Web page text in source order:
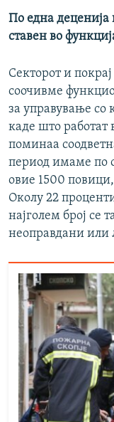
По една деценија
ставен во
Секторот и
соочивме
за управување со
каде што
поминаа
период имаме по
овие 1500
Околу 22
најголем број се
неоправдани или